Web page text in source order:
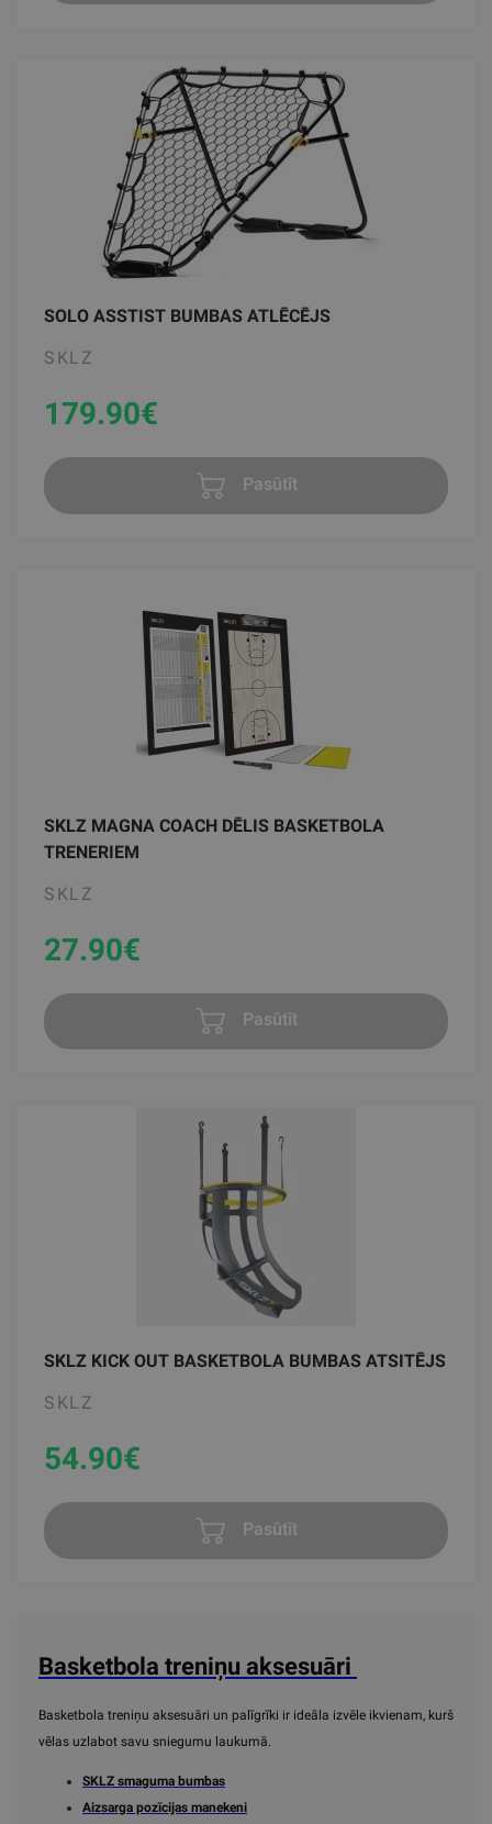
SOLO ASSTIST BUMBAS ATLĒCĒJS
SKLZ
179.90€
Pasūtīt
SKLZ MAGNA COACH DĒLIS BASKETBOLA
TRENERIEM
SKLZ
27.90€
Pasūtīt
SKLZ KICK OUT BASKETBOLA BUMBAS ATSITĒJS
SKLZ
54.90€
Pasūtīt
Basketbola treniņu aksesuāri
Basketbola treniņu aksesuāri un palīgrīki ir ideāla izvēle ikvienam, kurš
vēlas uzlabot savu sniegumu laukumā.
SKLZ smaguma bumbas
Aizsarga pozīcijas manekeni